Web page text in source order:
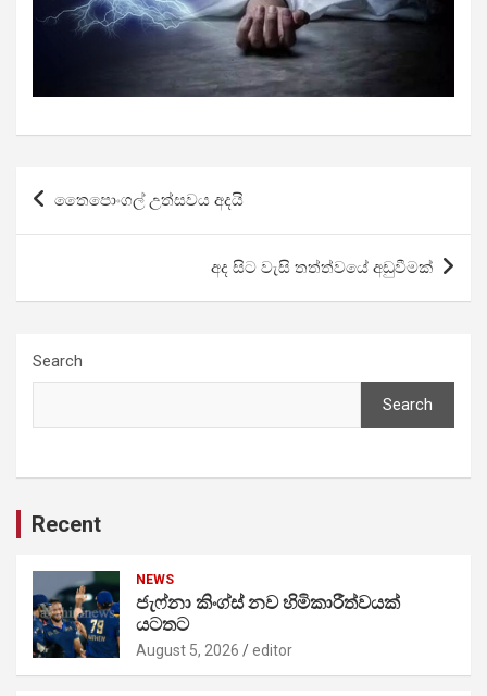
Post
navigation
තෛපොංගල් උත්සවය අදයි
අද සිට වැසි තත්ත්වයේ අඩුවීමක්
Search
Search
Recent
NEWS
ජැෆ්නා කිංග්ස් නව හිමිකාරීත්වයක්
යටතට
August 5, 2026 editor